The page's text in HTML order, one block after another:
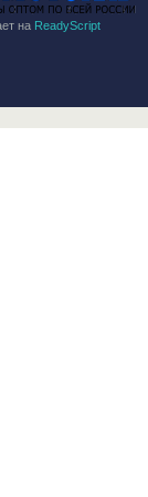
на ReadyScript